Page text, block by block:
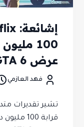
100
عرض GTA 6 قبل الجميع
فهد العازمي
قرابة